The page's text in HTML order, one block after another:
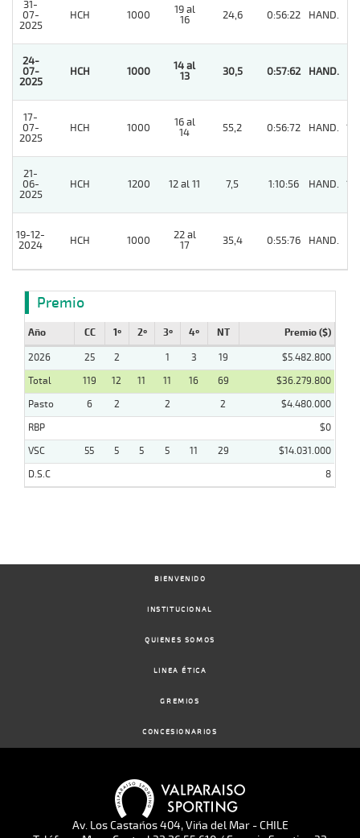
31-
07-
2025
HCH 1000
19 al
16
24,6 0:56:22 HAND.
24-
07-
2025
HCH 1000
14 al
13
30,5 0:57:62 HAND.
17-
07-
2025
HCH 1000
16 al
14
55,2 0:56:72 HAND. 13
21-
06-
2025
HCH 1200 12 al 11 7,5 1:10:56 HAND. 12
19-12-
2024
HCH 1000
22 al
17
35,4 0:55:76 HAND.
Premio
Año CC 1º 2º 3º 4º NT Premio ($)
2026 25 2 1 3 19
$5.482.800
Total
119 12 11 11 16 69
$36.279.800
Pasto
6 2 2 2
$4.480.000
RBP
$0
VSC
55 5 5 5 11 29
$14.031.000
D.S.C
8
BIENVENIDO
INSTITUCIONAL
QUIENES SOMOS
LINEA ÉTICA
GREMIOS
CONCESIONARIOS
Av. Los Castaños 404, Viña del Mar - CHILE